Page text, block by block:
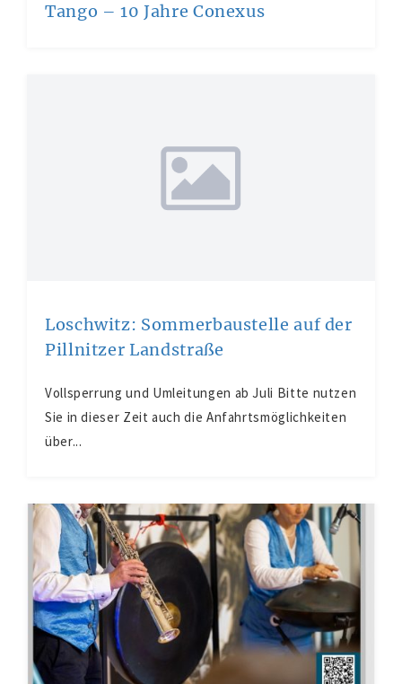
Tango – 10 Jahre Conexus
Loschwitz: Sommerbaustelle auf der
Pillnitzer Landstraße
Vollsperrung und Umleitungen ab Juli Bitte nutzen
Sie in dieser Zeit auch die Anfahrtsmöglichkeiten
über...